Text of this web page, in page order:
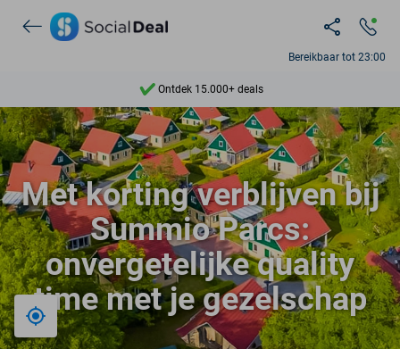
Bereikbaar tot 23:00
Ontdek 15.000+ deals
7 dagen per week beschikbaar
10+ miljoen leden
9,4
Ontdek 15.000+ deals
Met korting verblijven bij
Summio Parcs:
onvergetelijke quality
time met je gezelschap
Bij mij in de buurt